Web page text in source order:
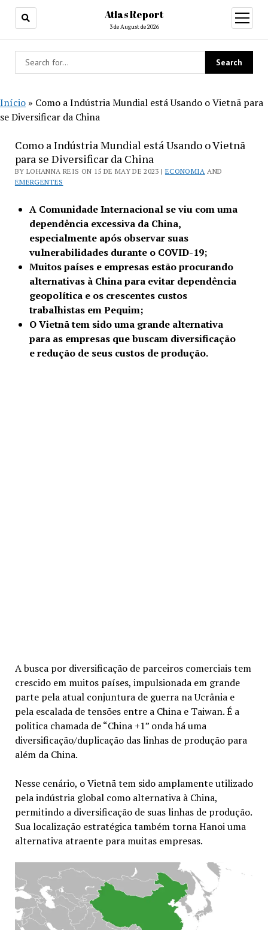
Atlas Report
3 de August de 2026
open
menu
Início » Como a Indústria Mundial está Usando o Vietnã para
se Diversificar da China
Como a Indústria Mundial está Usando o Vietnã
para se Diversificar da China
BY LOHANNA REIS ON 15 DE MAY DE 2023 | ECONOMIA AND
EMERGENTES
A Comunidade Internacional se viu com uma
dependência excessiva da China,
especialmente após observar suas
vulnerabilidades durante o COVID-19;
Muitos países e empresas estão procurando
alternativas à China para evitar dependência
geopolítica e os crescentes custos
trabalhistas em Pequim;
O Vietnã tem sido uma grande alternativa
para as empresas que buscam diversificação
e redução de seus custos de produção.
A busca por diversificação de parceiros comerciais tem
crescido em muitos países, impulsionada em grande
parte pela atual conjuntura de guerra na Ucrânia e
pela escalada de tensões entre a China e Taiwan. É a
politica chamada de “China +1” onda há uma
diversificação/duplicação das linhas de produção para
além da China.
Nesse cenário, o Vietnã tem sido amplamente utilizado
pela indústria global como alternativa à China,
permitindo a diversificação de suas linhas de produção.
Sua localização estratégica também torna Hanoi uma
alternativa atraente para muitas empresas.